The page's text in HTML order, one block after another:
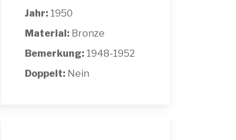
Jahr: 1950
Material: Bronze
Bemerkung: 1948-1952
Doppelt: Nein